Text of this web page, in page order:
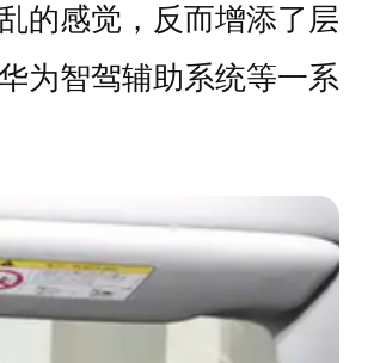
的感觉，反而增添了层
为智驾辅助系统等一系